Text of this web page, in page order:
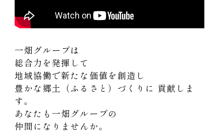
沿革
一畑電気鉄道について
採用情報
プライバシーポリシー
一畑グループは
総合力を発揮して
地域協働で新たな価値を創造し
豊かな郷土（ふるさと）づくりに 貢献しま
す。
あなたも一畑グループの
仲間になりませんか。